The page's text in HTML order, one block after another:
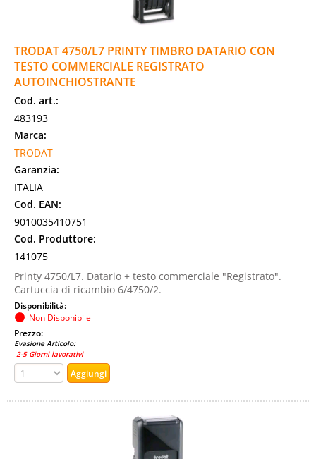
TRODAT 4750/L7 PRINTY TIMBRO DATARIO CON
TESTO COMMERCIALE REGISTRATO
AUTOINCHIOSTRANTE
Cod. art.:
483193
Marca:
TRODAT
Garanzia:
ITALIA
Cod. EAN:
9010035410751
Cod. Produttore:
141075
Printy 4750/L7. Datario + testo commerciale "Registrato".
Cartuccia di ricambio 6/4750/2.
Disponibilità:
Non Disponibile
Prezzo:
Evasione Articolo:
2-5 Giorni lavorativi